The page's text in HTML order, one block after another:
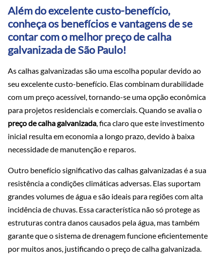
Além do excelente custo-benefício,
conheça os benefícios e vantagens de se
contar com o melhor preço de calha
galvanizada de São Paulo!
As calhas galvanizadas são uma escolha popular devido ao
seu excelente custo-benefício. Elas combinam durabilidade
com um preço acessível, tornando-se uma opção econômica
para projetos residenciais e comerciais. Quando se avalia o
preço de calha galvanizada, fica claro que este investimento
inicial resulta em economia a longo prazo, devido à baixa
necessidade de manutenção e reparos.
Outro benefício significativo das calhas galvanizadas é a sua
resistência a condições climáticas adversas. Elas suportam
grandes volumes de água e são ideais para regiões com alta
incidência de chuvas. Essa característica não só protege as
estruturas contra danos causados pela água, mas também
garante que o sistema de drenagem funcione eficientemente
por muitos anos, justificando o preço de calha galvanizada.